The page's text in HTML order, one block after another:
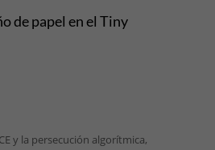
de papel en el Tiny
y la persecución algorítmica,